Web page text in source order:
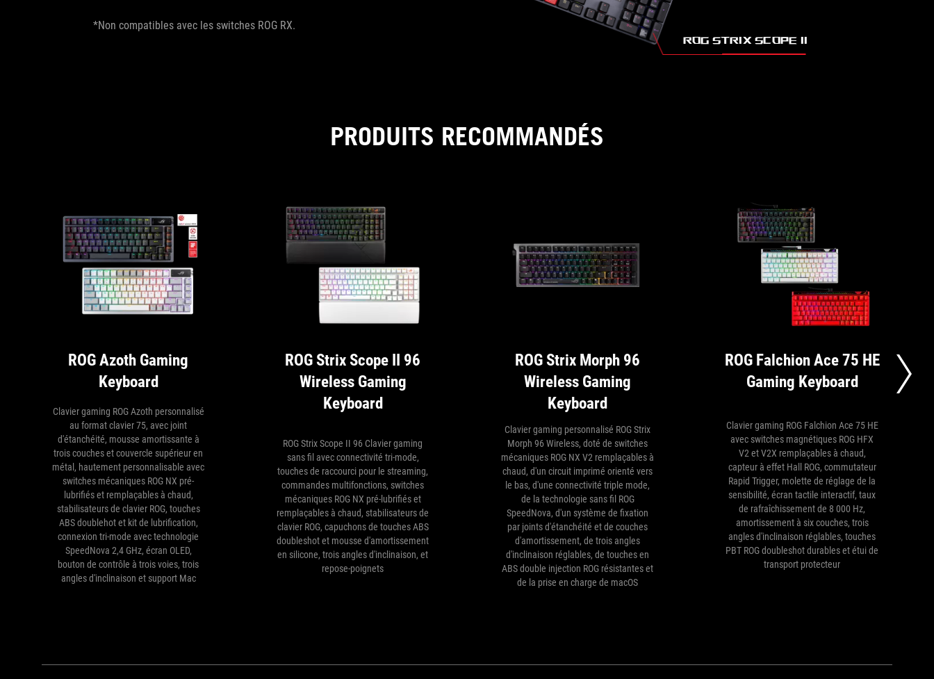
*Non compatibles avec les switches ROG RX.
ROG Strix Scope II
PRODUITS RECOMMANDÉS
ROG Azoth Gaming
Keyboard
Clavier gaming ROG Azoth personnalisé
au format clavier 75, avec joint
d'étanchéité, mousse amortissante à
trois couches et couvercle supérieur en
métal, hautement personnalisable avec
switches mécaniques ROG NX pré-
lubrifiés et remplaçables à chaud,
stabilisateurs de clavier ROG, touches
ABS doublehot et kit de lubrification,
connexion tri-mode avec technologie
SpeedNova 2,4 GHz, écran OLED,
bouton de contrôle à trois voies, trois
angles d'inclinaison et support Mac
ROG Strix Scope II 96
Wireless Gaming
Keyboard
ROG Strix Scope II 96 Clavier gaming
sans fil avec connectivité tri-mode,
touches de raccourci pour le streaming,
commandes multifonctions, switches
mécaniques ROG NX pré-lubrifiés et
remplaçables à chaud, stabilisateurs de
clavier ROG, capuchons de touches ABS
doubleshot et mousse d'amortissement
en silicone, trois angles d'inclinaison, et
repose-poignets
ROG Strix Morph 96
Wireless Gaming
Keyboard
Clavier gaming personnalisé ROG Strix
Morph 96 Wireless, doté de switches
mécaniques ROG NX V2 remplaçables à
chaud, d'un circuit imprimé orienté vers
le bas, d'une connectivité triple mode,
de la technologie sans fil ROG
SpeedNova, d'un système de fixation
par joints d'étanchéité et de couches
d'amortissement, de trois angles
d'inclinaison réglables, de touches en
ABS double injection ROG résistantes et
de la prise en charge de macOS
ROG Falchion Ace 75 HE
Gaming Keyboard
Clavier gaming ROG Falchion Ace 75 HE
avec switches magnétiques ROG HFX
V2 et V2X remplaçables à chaud,
capteur à effet Hall ROG, commutateur
Rapid Trigger, molette de réglage de la
sensibilité, écran tactile interactif, taux
de rafraîchissement de 8 000 Hz,
amortissement à six couches, trois
angles d'inclinaison réglables, touches
PBT ROG doubleshot durables et étui de
transport protecteur